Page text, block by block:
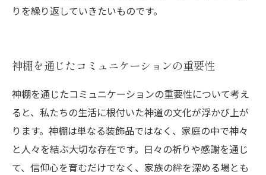
りを繰り返していきたいものです。
神棚を通じたコミュニケーションの重要性
神棚を通じたコミュニケーションの重要性について考え
ると、私たちの生活に根付いた神道の文化が浮かび上が
ります。神棚は単なる装飾品ではなく、家庭の中で神々
と人々を結ぶ大切な存在です。日々の祈りや感謝を通じ
て、信仰心を育むだけでなく、家族の絆を深める場とも